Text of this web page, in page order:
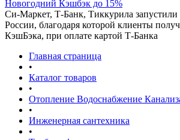
Новогодний Кэшбэк до 15%
Си-Маркет, Т-Банк, Тиккурила
России, благодаря которой клиенты
КэшБэка, при оплате картой Т-Банка
Главная страница
•
Каталог товаров
•
Отопление Водоснабжение
•
Инженерная сантехника
•